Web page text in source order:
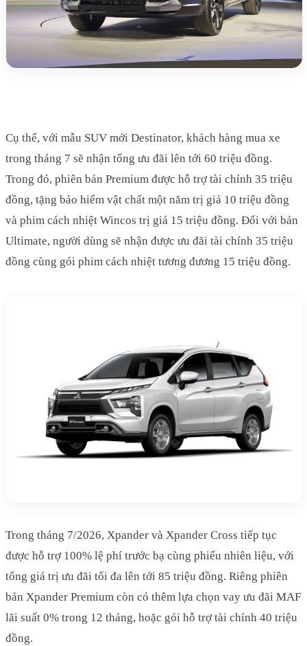
Cụ thể, với mẫu SUV mới Destinator, khách hàng mua xe
trong tháng 7 sẽ nhận tổng ưu đãi lên tới 60 triệu đồng.
Trong đó, phiên bản Premium được hỗ trợ tài chính 35 triệu
đồng, tặng bảo hiểm vật chất một năm trị giá 10 triệu đồng
và phim cách nhiệt Wincos trị giá 15 triệu đồng. Đối với bản
Ultimate, người dùng sẽ nhận được ưu đãi tài chính 35 triệu
đồng cùng gói phim cách nhiệt tương đương 15 triệu đồng.
Trong tháng 7/2026, Xpander và Xpander Cross tiếp tục
được hỗ trợ 100% lệ phí trước bạ cùng phiếu nhiên liệu, với
tổng giá trị ưu đãi tối đa lên tới 85 triệu đồng. Riêng phiên
bản Xpander Premium còn có thêm lựa chọn vay ưu đãi MAF
lãi suất 0% trong 12 tháng, hoặc gói hỗ trợ tài chính 40 triệu
đồng.